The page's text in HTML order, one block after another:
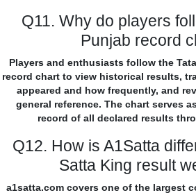
Q11. Why do players
Punjab record
Players and enthusiasts follow the
record chart to view historical results,
appeared and how frequently, and
general reference. The chart serves
record of all declared results
Q12. How is A1Satta
Satta King result
a1satta.com covers one of the largest